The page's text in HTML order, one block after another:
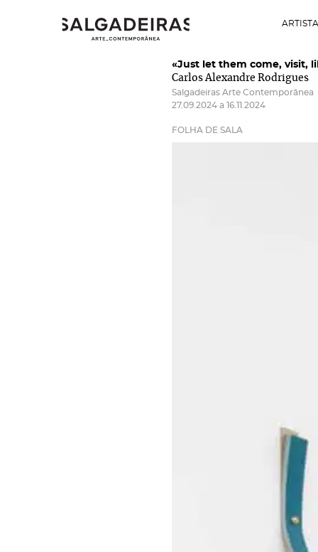
«Just let them come, visit,
Carlos Alexandre Rodrigues
Salgadeiras Arte Contemporânea
27.09.2024 a 16.11.2024
FOLHA DE SALA